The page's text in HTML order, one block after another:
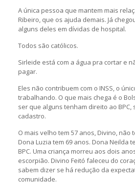
A única pessoa que mantem mais
Ribeiro, que os ajuda demais. Já
alguns deles em dívidas de hospital.
Todos são católicos.
Sirleide está com a água pra cortar e
pagar.
Eles não contribuem com o INSS, o
trabalhando. O que mais chega é o
ser que alguns tenham direito ao BPC,
cadastro.
O mais velho tem 57 anos, Divino, não
Dona Luzia tem 69 anos. Dona Neilda
BPC. Uma criança morreu aos dois
escorpião. Divino Feitó faleceu do
sabem dizer se há redução da
comunidade.